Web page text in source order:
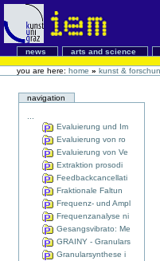
news arts and science
you are here: home » kunst &
navigation
Evaluierung und Im
Evaluierung von ro
Evaluierung von Ve
Extraktion prosodi
Feedbackcancellati
Fraktionale Faltun
Frequenz- und Ampl
Frequenzanalyse ni
Gesangsvibrato: Me
GRAINY - Granulars
Granularsynthese i